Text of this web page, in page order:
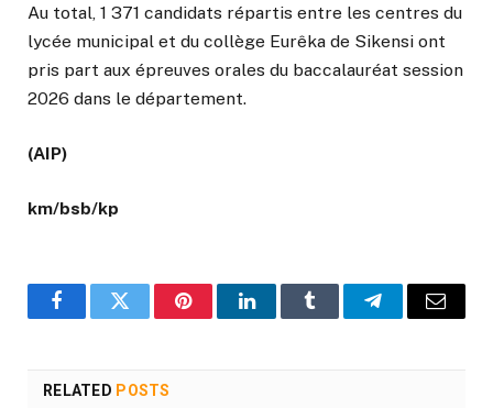
Au total, 1 371 candidats répartis entre les centres du
lycée municipal et du collège Eurêka de Sikensi ont
pris part aux épreuves orales du baccalauréat session
2026 dans le département.
(AIP)
km/bsb/kp
FacebookTwitter PinterestLinkedInTumblr TelegramEmail
RELATED POSTS